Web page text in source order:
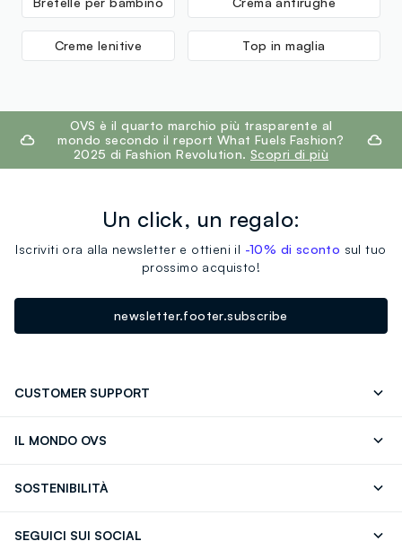
Creme lenitive Top in maglia
footer.ariatitleOVS è il quarto marchio più trasparente al
mondo secondo il report What Fuels Fashion?
2025 di Fashion Revolution. Scopri di più
Un click, un regalo:
Iscriviti ora alla newsletter e ottieni il -10% di sconto sul tuo
prossimo acquisto!
newsletter.footer.subscribe
CUSTOMER SUPPORT
IL MONDO OVS
Giftcard
SOSTENIBILITÀ
SEGUICI SUI SOCIAL